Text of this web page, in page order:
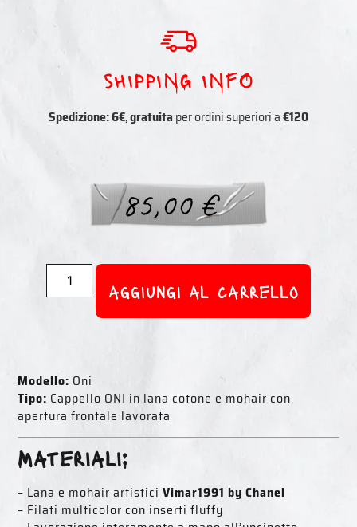
sHIPPING INFO
Spedizione: 6€,gratuitaper ordini superiori a€120
85,00€
aggiungi al carrello
Modello: Oni
Tipo: Cappello ONI in lana cotone e mohair con
apertura frontale lavorata
Materiali:
– Lana e mohair artisticiVimar1991 by Chanel
– Filati multicolor con inserti fluffy